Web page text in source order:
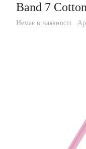
Band 7
Немає в наявності